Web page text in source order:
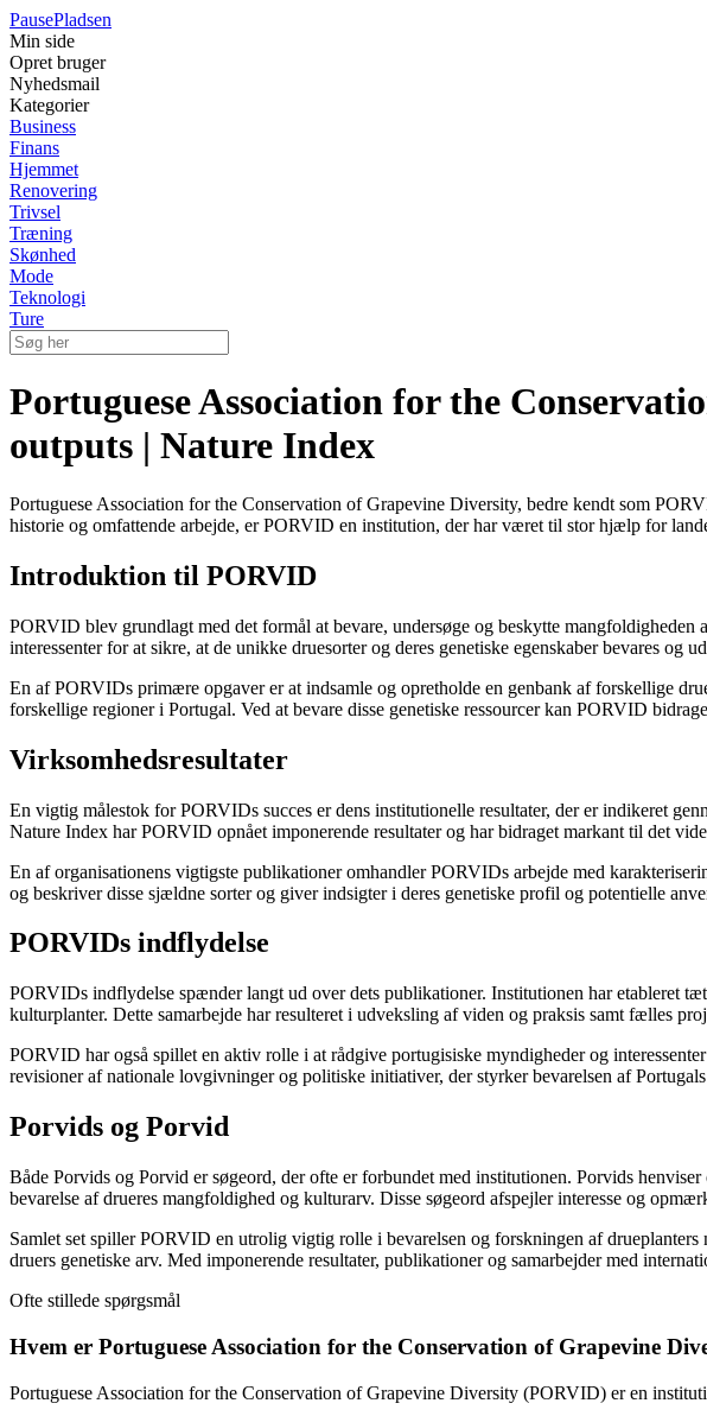
PausePladsen
Min side
Opret bruger
Nyhedsmail
Kategorier
Business
Finans
Hjemmet
Renovering
Trivsel
Træning
Skønhed
Mode
Teknologi
Ture
Portuguese Association for the
outputs | Nature Index
Portuguese Association for the Conservation of Grapevine Diversity, bedre kendt som
historie og omfattende arbejde, er PORVID en institution, der har været til stor hjælp for
Introduktion til PORVID
PORVID blev grundlagt med det formål at bevare, undersøge og beskytte
interessenter for at sikre, at de unikke druesorter og deres genetiske egenskaber bevares og
En af PORVIDs primære opgaver er at indsamle og opretholde en genbank af forskellige
forskellige regioner i Portugal. Ved at bevare disse genetiske ressourcer kan PORVID
Virksomhedsresultater
En vigtig målestok for PORVIDs succes er dens institutionelle resultater, der er indikeret
Nature Index har PORVID opnået imponerende resultater og har bidraget markant til det
En af organisationens vigtigste publikationer omhandler PORVIDs arbejde med
og beskriver disse sjældne sorter og giver indsigter i deres genetiske profil og potentielle
PORVIDs indflydelse
PORVIDs indflydelse spænder langt ud over dets publikationer. Institutionen har etableret
kulturplanter. Dette samarbejde har resulteret i udveksling af viden og praksis samt fælles
PORVID har også spillet en aktiv rolle i at rådgive portugisiske myndigheder og
revisioner af nationale lovgivninger og politiske initiativer, der styrker bevarelsen af
Porvids og Porvid
Både Porvids og Porvid er søgeord, der ofte er forbundet med institutionen. Porvids
bevarelse af drueres mangfoldighed og kulturarv. Disse søgeord afspejler interesse og
Samlet set spiller PORVID en utrolig vigtig rolle i bevarelsen og forskningen af
druers genetiske arv. Med imponerende resultater, publikationer og samarbejder med
Ofte stillede spørgsmål
Hvem er Portuguese Association for the Conservation of Grapevine
Portuguese Association for the Conservation of Grapevine Diversity (PORVID) er en